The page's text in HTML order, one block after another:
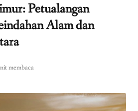
Petualangan
Alam dan
membaca